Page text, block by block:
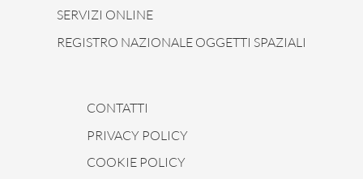
SERVIZI ONLINE
REGISTRO NAZIONALE OGGETTI SPAZIALI
CONTATTI
PRIVACY POLICY
COOKIE POLICY